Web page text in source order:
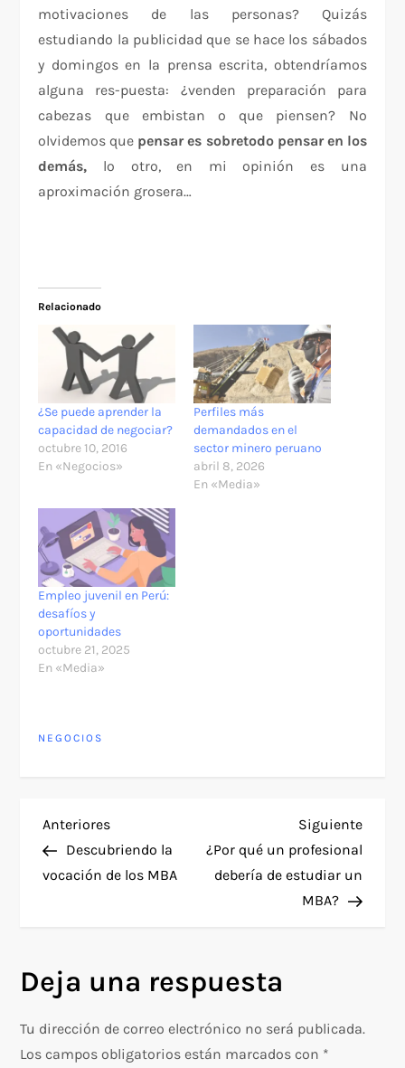
motivaciones de las personas? Quizás
estudiando la publicidad que se hace los sábados
y domingos en la prensa escrita, obtendríamos
alguna res-puesta: ¿venden preparación para
cabezas que embistan o que piensen? No
olvidemos que pensar es sobretodo pensar en los
demás, lo otro, en mi opinión es una
aproximación grosera…
Relacionado
¿Se puede aprender la
capacidad de negociar?
octubre 10, 2016
En «Negocios»
Perfiles más
demandados en el
sector minero peruano
abril 8, 2026
En «Media»
Empleo juvenil en Perú:
desafíos y
oportunidades
octubre 21, 2025
En «Media»
NEGOCIOS
N
a
g
a
Entrada
anterior
Anteriores
Descubriendo la
vocación de los MBA
Siguiente
¿Por qué un profesional
debería de estudiar un
MBA?
Deja una respuesta
Tu dirección de correo electrónico no será publicada.
Los campos obligatorios están marcados con *